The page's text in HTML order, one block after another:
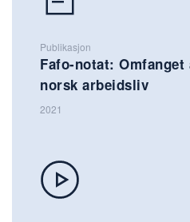
Publikasjon
Fafo-notat:
norsk arbeidsliv
2021